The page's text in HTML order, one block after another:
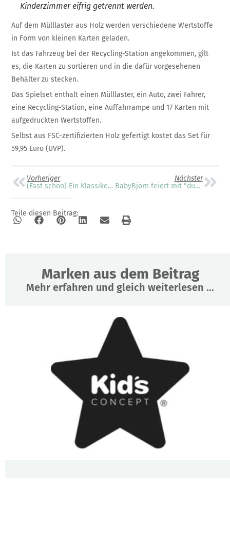
Kinderzimmer eifrig getrennt werden.
Auf dem Mülllaster aus Holz werden verschiedene Wertstoffe
in Form von kleinen Karten geladen.
Ist das Fahrzeug bei der Recycling-Station angekommen, gilt
es, die Karten zu sortieren und in die dafür vorgesehenen
Behälter zu stecken.
Das Spielset enthalt einen Mülllaster, ein Auto, zwei Fahrer,
eine Recycling-Station, eine Auffahrrampe und 17 Karten mit
aufgedruckten Wertstoffen.
Selbst aus FSC-zertifizierten Holz gefertigt kostet das Set für
59,95 Euro (UVP).
Vorheriger
(Fast schon) Ein Klassiker am Esstisch
Nächster
BabyBjörn feiert mit “dunkelgrüner Harmony” den Trend zu mehr Natur
Teile diesen Beitrag:
Marken aus dem Beitrag
Mehr erfahren und gleich weiterlesen ...